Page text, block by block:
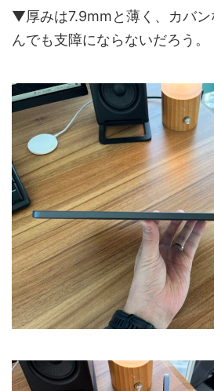
▼厚みは7.9mmと薄く、カバン
んでも支障にならないだろう。